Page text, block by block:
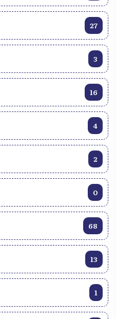
27
3
16
4
2
0
68
13
1